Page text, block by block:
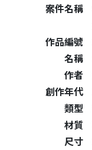
案件名稱
作品編號
名稱
作者
創作年代
類型
材質
尺寸